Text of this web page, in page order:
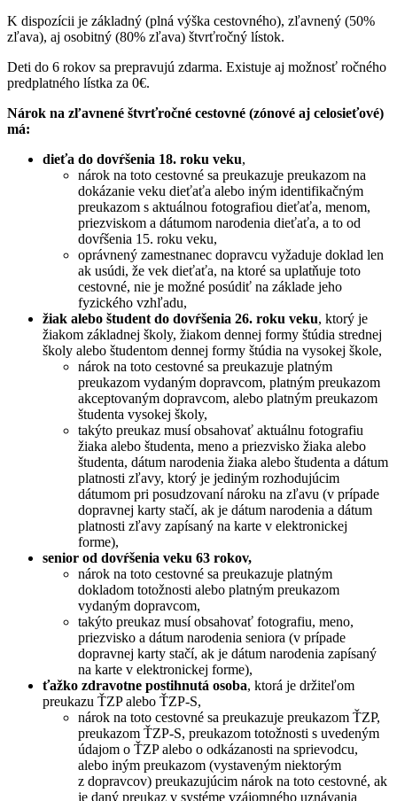
K dispozícii je základný (plná výška cestovného), zľavnený (50%
zľava), aj osobitný (80% zľava) štvrťročný lístok.
Deti do 6 rokov sa prepravujú zdarma. Existuje aj možnosť ročného
predplatného lístka za 0€.
Nárok na zľavnené štvrťročné cestovné (zónové aj celosieťové)
má:
dieťa do dovŕšenia 18. roku veku,
nárok na toto cestovné sa preukazuje preukazom na
dokázanie veku dieťaťa alebo iným identifikačným
preukazom s aktuálnou fotografiou dieťaťa, menom,
priezviskom a dátumom narodenia dieťaťa, a to od
dovŕšenia 15. roku veku,
oprávnený zamestnanec dopravcu vyžaduje doklad len
ak usúdi, že vek dieťaťa, na ktoré sa uplatňuje toto
cestovné, nie je možné posúdiť na základe jeho
fyzického vzhľadu,
žiak alebo študent do dovŕšenia 26. roku veku, ktorý je
žiakom základnej školy, žiakom dennej formy štúdia strednej
školy alebo študentom dennej formy štúdia na vysokej škole,
nárok na toto cestovné sa preukazuje platným
preukazom vydaným dopravcom, platným preukazom
akceptovaným dopravcom, alebo platným preukazom
študenta vysokej školy,
takýto preukaz musí obsahovať aktuálnu fotografiu
žiaka alebo študenta, meno a priezvisko žiaka alebo
študenta, dátum narodenia žiaka alebo študenta a dátum
platnosti zľavy, ktorý je jediným rozhodujúcim
dátumom pri posudzovaní nároku na zľavu (v prípade
dopravnej karty stačí, ak je dátum narodenia a dátum
platnosti zľavy zapísaný na karte v elektronickej
forme),
senior od dovŕšenia veku 63 rokov,
nárok na toto cestovné sa preukazuje platným
dokladom totožnosti alebo platným preukazom
vydaným dopravcom,
takýto preukaz musí obsahovať fotografiu, meno,
priezvisko a dátum narodenia seniora (v prípade
dopravnej karty stačí, ak je dátum narodenia zapísaný
na karte v elektronickej forme),
ťažko zdravotne postihnutá osoba, ktorá je držiteľom
preukazu ŤZP alebo ŤZP-S,
nárok na toto cestovné sa preukazuje preukazom ŤZP,
preukazom ŤZP-S, preukazom totožnosti s uvedeným
údajom o ŤZP alebo o odkázanosti na sprievodcu,
alebo iným preukazom (vystaveným niektorým
z dopravcov) preukazujúcim nárok na toto cestovné, ak
je daný preukaz v systéme vzájomného uznávania